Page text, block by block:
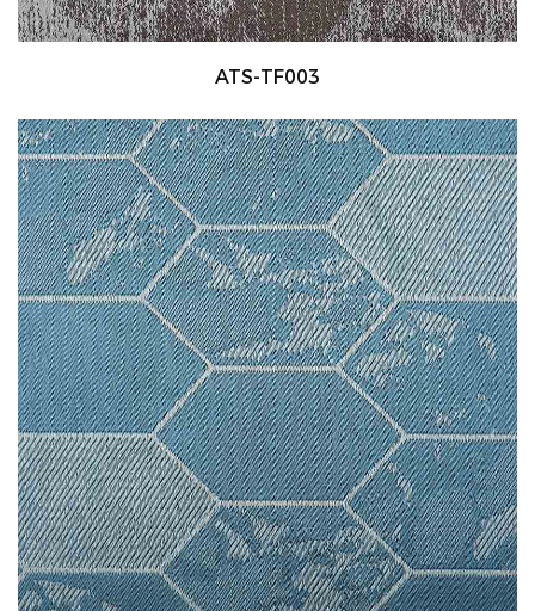
ATS-TF003